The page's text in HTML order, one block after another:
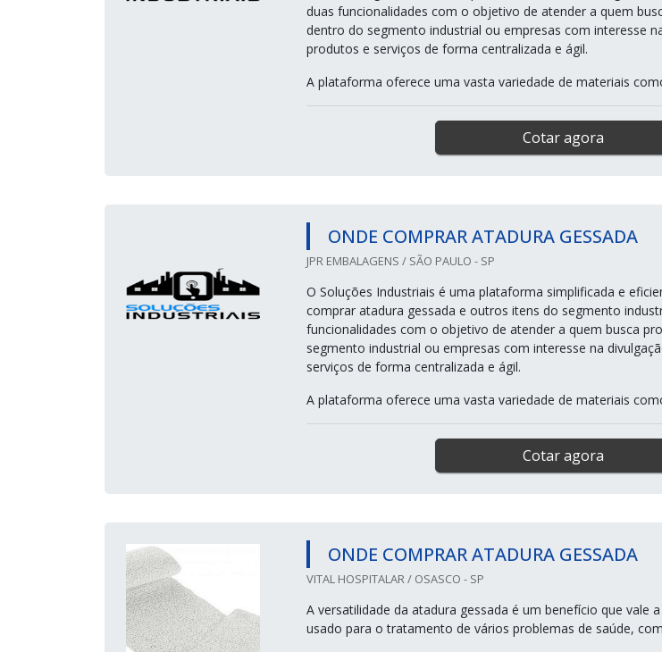
duas funcionalidades com o objetivo de atender a quem
dentro do segmento industrial ou empresas com interesse
produtos e serviços de forma centralizada e ágil.
A plataforma oferece uma vasta variedade de materiais
Cotar agora
ONDE COMPRAR ATADURA GESSADA
JPR EMBALAGENS / SÃO PAULO - SP
O Soluções Industriais é uma plataforma simplificada e
comprar atadura gessada e outros itens do segmento
funcionalidades com o objetivo de atender a quem busca
segmento industrial ou empresas com interesse na
serviços de forma centralizada e ágil.
A plataforma oferece uma vasta variedade de materiais
Cotar agora
ONDE COMPRAR ATADURA GESSADA
VITAL HOSPITALAR / OSASCO - SP
A versatilidade da atadura gessada é um benefício que vale
usado para o tratamento de vários problemas de saúde,